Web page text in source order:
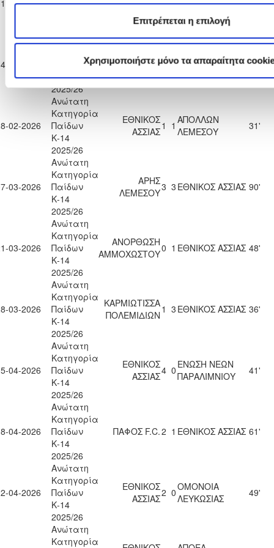
Επιτρέπεται η επιλογή
Χρησιμοποιήστε μόνο τα απαραίτητα
01-2026
Παίδων
3 1ΕΘΝΙΚΟΣ ΑΣΣΙΑΣ 90'
02-2026
Ανώτατη
Κ-14
2025/26
ΟΛΥΜΠΙΑΚΟΣ1 5ΕΘΝΙΚΟΣ ΑΣΣΙΑΣ 41'
02-2026
Ανώτατη
Κατηγορία
Παίδων
Κ-14
2025/26
ΕΘΝΙΚΟΣ
ΑΣΣΙΑΣ1 1 ΑΠΟΛΛΩΝ
ΛΕΜΕΣΟΥ
31'
03-2026
Ανώτατη
Κατηγορία
Παίδων
Κ-14
2025/26
ΑΡΗΣ
ΛΕΜΕΣΟΥ3 3 ΕΘΝΙΚΟΣ ΑΣΣΙΑΣ 90'
03-2026
Ανώτατη
Κατηγορία
Παίδων
Κ-14
2025/26
ΑΝΟΡΘΩΣΗ
ΑΜΜΟΧΩΣΤΟΥ0 1 ΕΘΝΙΚΟΣ ΑΣΣΙΑΣ 48'
03-2026
Ανώτατη
Κατηγορία
Παίδων
Κ-14
2025/26
ΚΑΡΜΙΩΤΙΣΣΑ
ΠΟΛΕΜΙΔΙΩΝ 1 3 ΕΘΝΙΚΟΣ ΑΣΣΙΑΣ 36'
04-2026
Ανώτατη
Κατηγορία
Παίδων
Κ-14
2025/26
ΕΘΝΙΚΟΣ
ΑΣΣΙΑΣ4 0 ΕΝΩΣΗ ΝΕΩΝ
ΠΑΡΑΛΙΜΝΙΟΥ
41'
04-2026
Ανώτατη
Κατηγορία
Παίδων
Κ-14
2025/26
ΠΑΦΟΣ F.C.2 1 ΕΘΝΙΚΟΣ ΑΣΣΙΑΣ 61'
04-2026
Ανώτατη
Κατηγορία
Παίδων
Κ-14
2025/26
ΕΘΝΙΚΟΣ
ΑΣΣΙΑΣ2 0ΟΜΟΝΟΙΑ
ΛΕΥΚΩΣΙΑΣ
49'
Ανώτατη
Κατηγορία